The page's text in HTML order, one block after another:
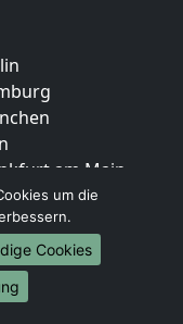
am Main
um die
Cookies